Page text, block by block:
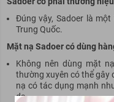
Đúng vậy, Sadoer là
Trung Quốc.
Mặt nạ Sadoer có dùng
Không nên dùng mặt
thường xuyên có thể gây
nạ có tác dụng mạnh
da.